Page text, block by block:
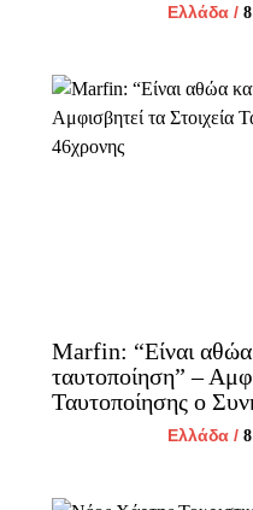
Ελλάδα/
Marfin: “Είναι αθώα
ταυτοποίηση” –
Ταυτοποίησης ο
Ελλάδα/